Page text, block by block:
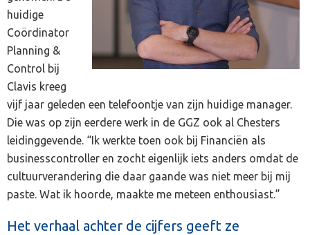
huidige
Coördinator
Planning &
Control bij
Clavis kreeg
vijf jaar geleden een telefoontje van zijn huidige manager.
Die was op zijn eerdere werk in de GGZ ook al Chesters
leidinggevende. “Ik werkte toen ook bij Financiën als
businesscontroller en zocht eigenlijk iets anders omdat de
cultuurverandering die daar gaande was niet meer bij mij
paste. Wat ik hoorde, maakte me meteen enthousiast.”
Het verhaal achter de cijfers geeft ze